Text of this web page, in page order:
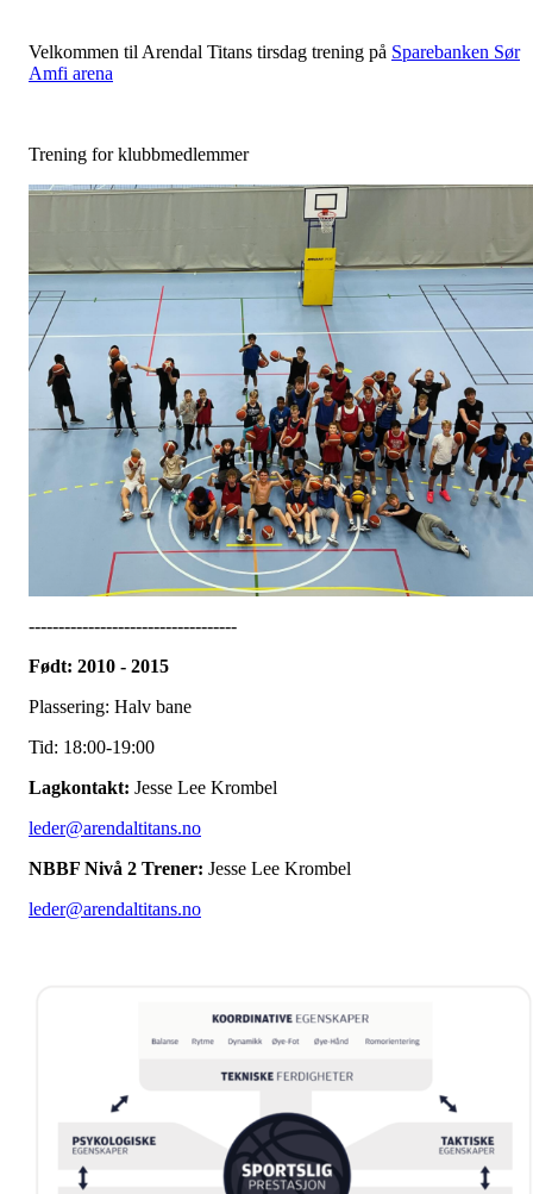
Velkommen til Arendal Titans tirsdag trening på Sparebanken Sør
Amfi arena
Trening for klubbmedlemmer
-----------------------------------
Født: 2010 - 2015
Plassering: Halv bane
Tid: 18:00-19:00
Lagkontakt: Jesse Lee Krombel
leder@arendaltitans.no
NBBF Nivå 2 Trener: Jesse Lee Krombel
leder@arendaltitans.no